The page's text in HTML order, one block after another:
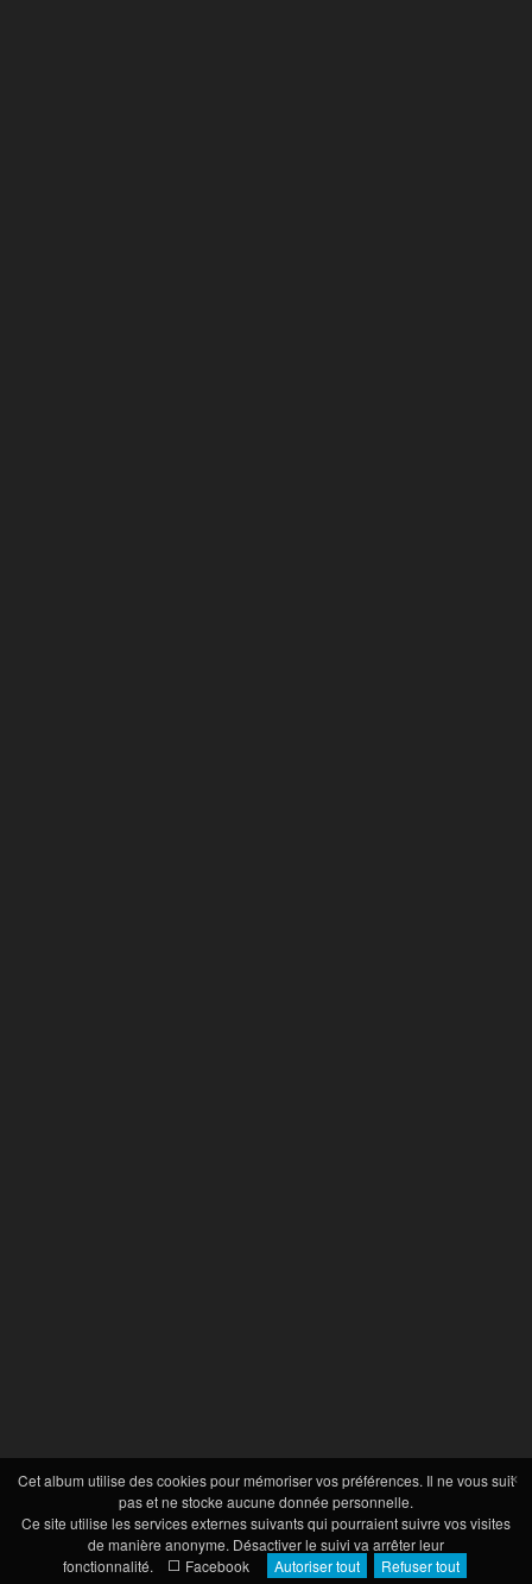
×
Cet album utilise des cookies pour mémoriser vos préférences. Il ne vous suit
pas et ne stocke aucune donnée personnelle.
Ce site utilise les services externes suivants qui pourraient suivre vos visites
de manière anonyme. Désactiver le suivi va arrêter leur
fonctionnalité.
Facebook Autoriser tout Refuser tout